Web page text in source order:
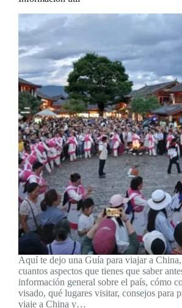
Aquí te dejo una Guía para viajar a
cuantos aspectos que tienes que saber
información general sobre el país, cómo
visado, qué lugares visitar, consejos para
viaje a China y…